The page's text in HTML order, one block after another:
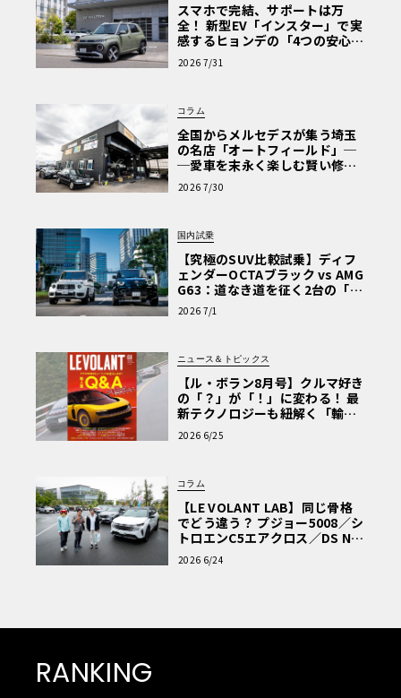
スマホで完結、サポートは万
全！ 新型EV「インスター」で実
感するヒョンデの「4つの安心」
【第1回・ヒョンデ6つの疑問：
Why? Hyundai?】〈PR〉
2026 7/31
コラム
全国からメルセデスが集う埼玉
の名店「オートフィールド」─
─愛車を末永く楽しむ賢い修理
術と、プロがフックス製オイル
を選ぶ理由〈PR〉
2026 7/30
国内試乗
【究極のSUV比較試乗】ディフ
ェンダーOCTAブラック vs AMG
G63：道なき道を征く2台の「対
極的アプローチ」
2026 7/1
ニュース＆トピックス
【ル・ボラン8月号】クルマ好き
の「？」が「！」に変わる！ 最
新テクノロジーも紐解く「輸入
車Q&A」
2026 6/25
コラム
【LE VOLANT LAB】同じ骨格
でどう違う？ プジョー5008／シ
トロエンC5エアクロス／DS Nº4
読者一気乗りレポート
2026 6/24
RANKING